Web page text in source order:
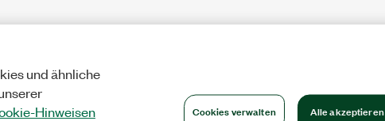
und ähnliche
Hinweisen
Cookies verwalten Alle akzeptieren